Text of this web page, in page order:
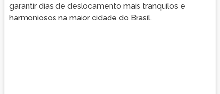
garantir dias de deslocamento mais tranquilos e
harmoniosos na maior cidade do Brasil.